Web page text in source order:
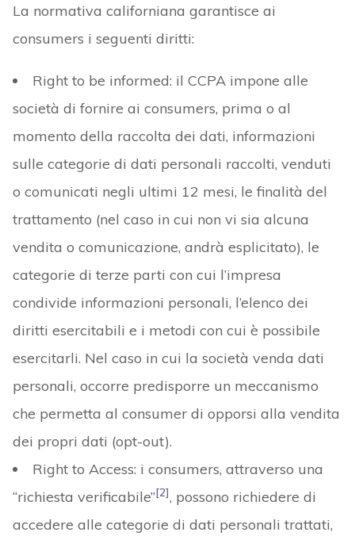
La normativa californiana garantisce ai
consumers i seguenti diritti:
Right to be informed: il CCPA impone alle
società di fornire ai consumers, prima o al
momento della raccolta dei dati, informazioni
sulle categorie di dati personali raccolti, venduti
o comunicati negli ultimi 12 mesi, le finalità del
trattamento (nel caso in cui non vi sia alcuna
vendita o comunicazione, andrà esplicitato), le
categorie di terze parti con cui l’impresa
condivide informazioni personali, l’elenco dei
diritti esercitabili e i metodi con cui è possibile
esercitarli. Nel caso in cui la società venda dati
personali, occorre predisporre un meccanismo
che permetta al consumer di opporsi alla vendita
dei propri dati (opt-out).
Right to Access: i consumers, attraverso una
“richiesta verificabile”[2], possono richiedere di
accedere alle categorie di dati personali trattati,